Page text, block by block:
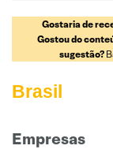
Gostaria de
Gostou do
sugestão?
Brasil
Empresas